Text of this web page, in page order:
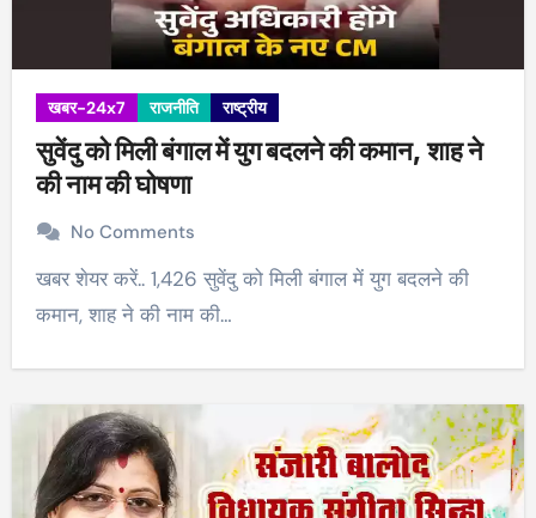
खबर-24x7 राजनीति राष्ट्रीय
सुवेंदु को मिली बंगाल में युग बदलने की कमान, शाह ने
की नाम की घोषणा
No Comments
खबर शेयर करें.. 1,426 सुवेंदु को मिली बंगाल में युग बदलने की
कमान, शाह ने की नाम की…